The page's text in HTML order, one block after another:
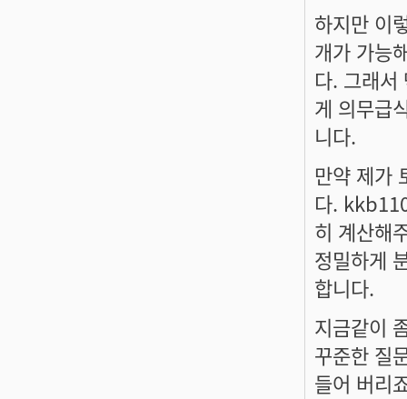
하지만 이
개가 가능
다. 그래서
게 의무급
니다.
만약 제가
다.
히 계산해
정밀하게
합니다.
지금같이
꾸준한 질
들어 버리